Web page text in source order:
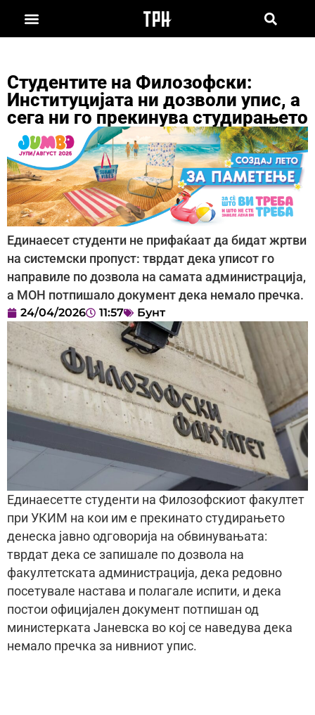
Студентите на Филозофски:
Институцијата ни дозволи упис, а
сега ни го прекинува студирањето
Единаесет студенти не прифаќаат да бидат жртви
на системски пропуст: тврдат дека уписот го
направиле по дозвола на самата администрација,
а МОН потпишало документ дека немало пречка.
24/04/2026 11:57 Бунт
Единаесетте студенти на Филозофскиот факултет
при УКИМ на кои им е прекинато студирањето
денеска јавно одговорија на обвинувањата:
тврдат дека се запишале по дозвола на
факултетската администрација, дека редовно
посетувале настава и полагале испити, и дека
постои официјален документ потпишан од
министерката Јаневска во кој се наведува дека
немало пречка за нивниот упис.